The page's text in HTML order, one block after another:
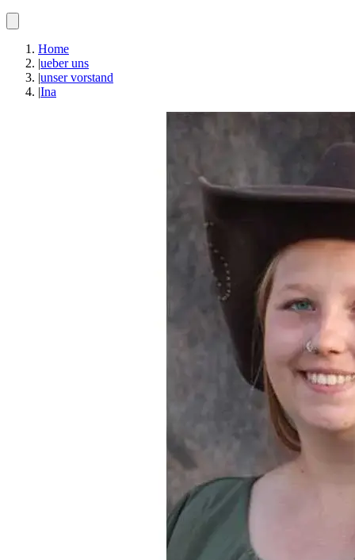
Home
|ueber uns
|unser vorstand
|Ina